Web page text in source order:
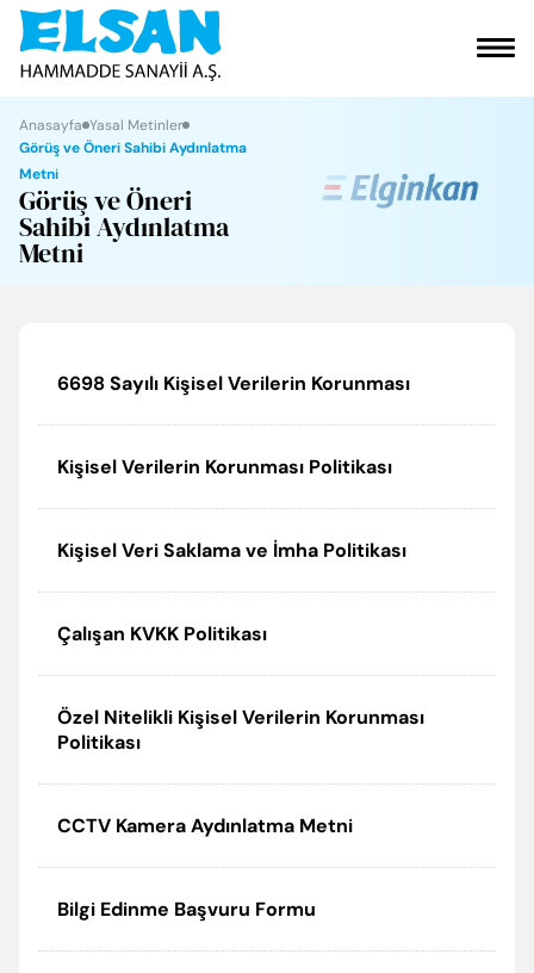
KURUMSAL
ELGİNKAN
Anasayfa Yasal Metinler
Görüş ve Öneri Sahibi Aydınlatma
Metni
Görüş ve Öneri
Sahibi Aydınlatma
Metni
6698 Sayılı Kişisel Verilerin Korunması
Kişisel Verilerin Korunması Politikası
Kişisel Veri Saklama ve İmha Politikası
Çalışan KVKK Politikası
Özel Nitelikli Kişisel Verilerin Korunması
Politikası
CCTV Kamera Aydınlatma Metni
Bilgi Edinme Başvuru Formu